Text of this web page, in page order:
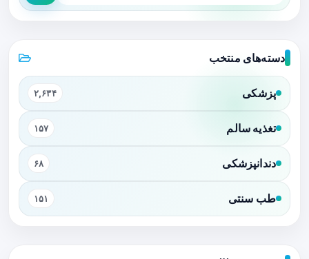
دسته‌های منتخب
پزشکی ۲,۶۳۴
تغذیه سالم ۱۵۷
دندانپزشکی ۶۸
طب سنتی ۱۵۱